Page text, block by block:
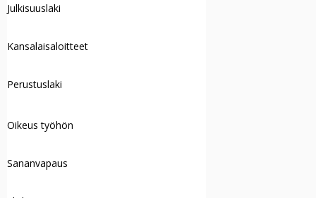
Julkisuuslaki
Kansalaisaloitteet
Perustuslaki
Oikeus työhön
Sananvapaus